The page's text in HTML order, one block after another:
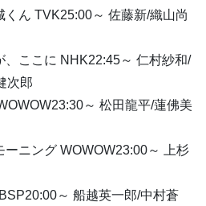
ん TVK25:00～ 佐藤新/織山尚
、ここに NHK22:45～ 仁村紗和/
次郎
～ 松田龍平/蓮佛美
ニング WOWOW23:00～ 上杉
～ 船越英一郎/中村蒼